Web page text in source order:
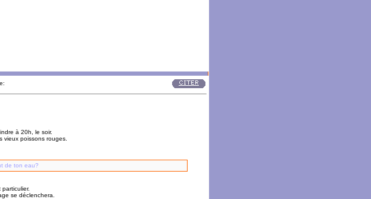
à 20h, le soir.
vieux poissons rouges.
de ton eau?
se déclenchera.